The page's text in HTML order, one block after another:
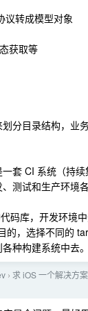
议转成模型对象
获取等
分目录结构，业
套 CI 系统（持续
测试和生产环
码库，开发环境
的，选择不同的
种构建系统中去。
› 求 iOS 一个解决方